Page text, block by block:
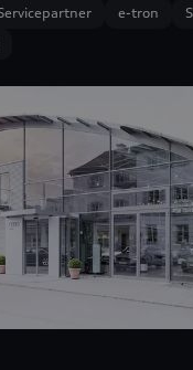
e-tron